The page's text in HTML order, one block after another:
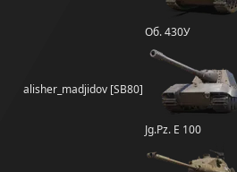
Об. 430У
alisher_madjidov [SB80]
Jg.Pz. E 100